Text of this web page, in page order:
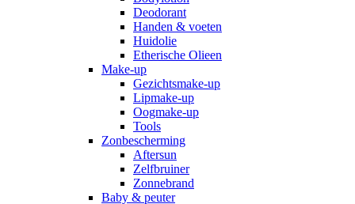
Deodorant
Handen & voeten
Huidolie
Etherische Olieen
Make-up
Gezichtsmake-up
Lipmake-up
Oogmake-up
Tools
Zonbescherming
Aftersun
Zelfbruiner
Zonnebrand
Baby & peuter